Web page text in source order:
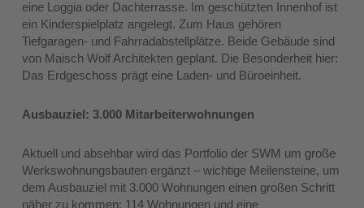
eine Loggia oder Dachterrasse. Im geschützten Innenhof ist
ein Kinderspielplatz angelegt. Zum Haus gehören
Tiefgaragen- und Fahrradabstellplätze. Beide Gebäude sind
von Maisch Wolf Architekten geplant. Die Besonderheit hier:
Das Erdgeschoss prägt eine Laden- und Büroeinheit.
Ausbauziel: 3.000 Mitarbeiterwohnungen
Aktuell und absehbar wird das Portfolio der SWM um große
Werkswohnungsbauten ergänzt – wichtige Meilensteine, um
dem Ausbauziel mit 3.000 Wohnungen einen großen Schritt
näher zu kommen: 114 Wohnungen und eine